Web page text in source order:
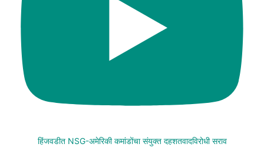
हिंजवडीत NSG-अमेरिकी कमांडोंचा संयुक्त दहशतवादविरोधी सराव